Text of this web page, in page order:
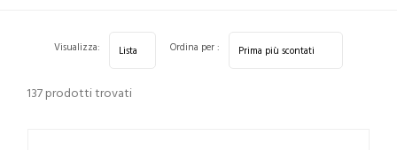
137 prodotti trovati
Visualizza: Ordina per :